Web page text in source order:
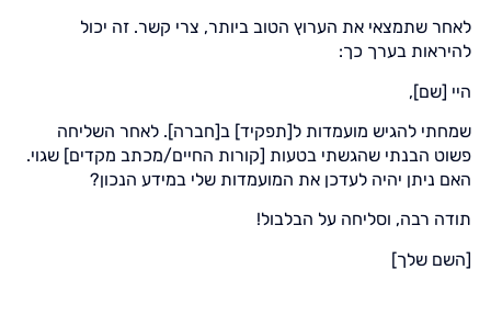
לאחר שתמצאי את הערוץ הטוב ביותר, צרי קשר. זה יכול
להיראות בערך כך:
היי [שם],
שמחתי להגיש מועמדות ל[תפקיד] ב[חברה]. לאחר השליחה
פשוט הבנתי שהגשתי בטעות [קורות החיים/מכתב מקדים] שגוי.
האם ניתן יהיה לעדכן את המועמדות שלי במידע הנכון?
תודה רבה, וסליחה על הבלבול!
[השם שלך]